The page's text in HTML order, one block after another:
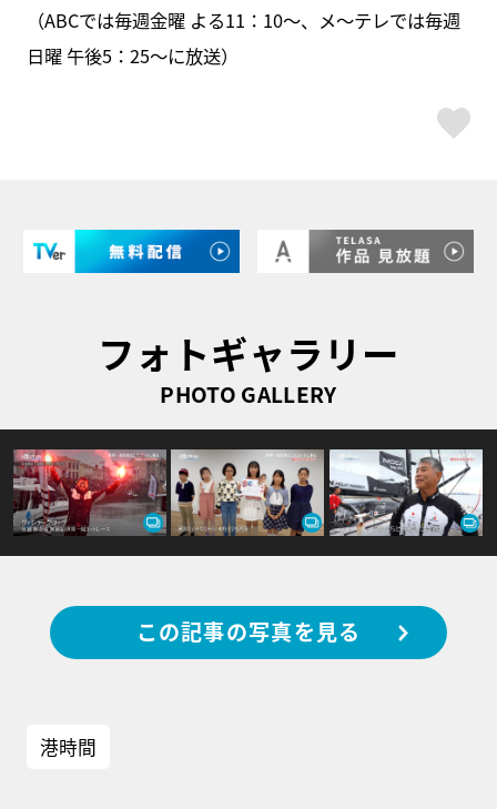
（ABCでは毎週金曜 よる11：10～、メ～テレでは毎週
日曜 午後5：25～に放送）
フォトギャラリー
PHOTO GALLERY
この記事の写真を見る
港時間